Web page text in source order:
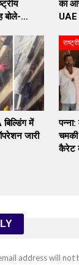
बोले-…
का
UAE
में
जारी
कैरेट
address will not